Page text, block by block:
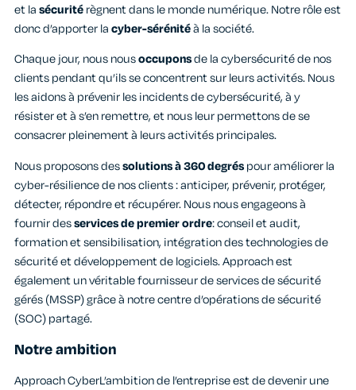
et lasécuritérègnent dans le monde numérique. Notre rôle est
donc d’apporter lacyber-sérénitéà la société.
Chaque jour, nous nousoccuponsde la cybersécurité de nos
clients pendant qu’ils se concentrent sur leurs activités. Nous
les aidons à prévenir les incidents de cybersécurité, à y
résister et à s’en remettre, et nous leur permettons de se
consacrer pleinement à leurs activités principales.
Nous proposons dessolutions à 360 degréspour améliorer la
cyber-résilience de nos clients : anticiper, prévenir, protéger,
détecter, répondre et récupérer. Nous nous engageons à
fournir desservices de premier ordre: conseil et audit,
formation et sensibilisation, intégration des technologies de
sécurité et développement de logiciels. Approach est
également un véritable fournisseur de services de sécurité
gérés (MSSP) grâce à notre centre d’opérations de sécurité
(SOC) partagé.
Notre ambition
Approach CyberL’ambition de l’entreprise est de devenir une